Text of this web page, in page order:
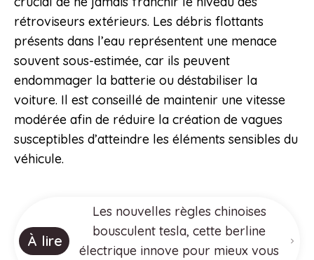
rétroviseurs extérieurs. Les débris flottants
présents dans l’eau représentent une menace
souvent sous-estimée, car ils peuvent
endommager la batterie ou déstabiliser la
voiture. Il est conseillé de maintenir une vitesse
modérée afin de réduire la création de vagues
susceptibles d’atteindre les éléments sensibles du
véhicule.
À lire
Les nouvelles règles chinoises
bousculent tesla, cette berline
électrique innove pour mieux vous